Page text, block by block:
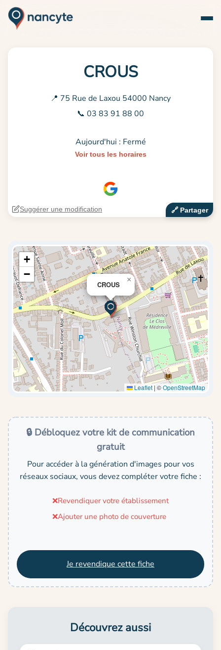
CROUS
📍 75 Rue de Laxou 54000 Nancy
📞 03 83 91 88 00
Aujourd'hui : Fermé
Voir tous les horaires
🔗‍️ Partager
Suggérer une modification
CROUS
×
+
−
Leaflet | ©OpenStreetMap
🔒 Débloquez votre kit de communication
gratuit
Pour accéder à la génération d'images pour vos
réseaux sociaux, vous devez compléter votre fiche :
❌Revendiquer votre établissement
❌Ajouter une photo de couverture
Je revendique cette fiche
Découvrez aussi